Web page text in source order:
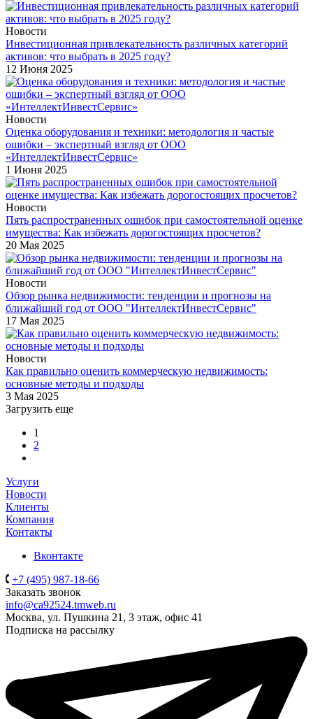
Новости
Инвестиционная привлекательность различных категорий
активов: что выбрать в 2025 году?
12 Июня 2025
Новости
Оценка оборудования и техники: методология и частые
ошибки – экспертный взгляд от ООО
«ИнтеллектИнвестСервис»
1 Июня 2025
Новости
Пять распространенных ошибок при самостоятельной оценке
имущества: Как избежать дорогостоящих просчетов?
20 Мая 2025
Новости
Обзор рынка недвижимости: тенденции и прогнозы на
ближайший год от ООО "ИнтеллектИнвестСервис"
17 Мая 2025
Новости
Как правильно оценить коммерческую недвижимость:
основные методы и подходы
3 Мая 2025
Загрузить еще
1
2
Услуги
Новости
Клиенты
Компания
Контакты
Вконтакте
+7 (495) 987-18-66
Заказать звонок
info@ca92524.tmweb.ru
Москва, ул. Пушкина 21, 3 этаж, офис 41
Подписка на рассылку